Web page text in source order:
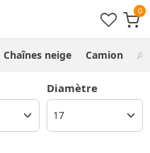
Chaînes neige Camion
Diamètre